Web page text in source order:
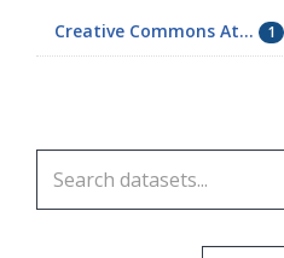
Creative Commons At... 1